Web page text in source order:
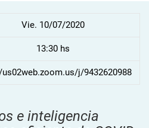
Vie. 10/07/2020
13:30 hs
j/9432620988
e inteligencia